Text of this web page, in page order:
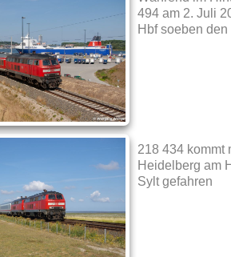
494 am 2. Juli
Hbf soeben
218 434 kommt
Heidelberg am
Sylt gefahren